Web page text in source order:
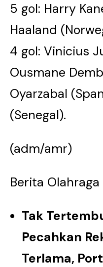
5 gol: Harry
Haaland
4 gol: Vinicius
Ousmane
Oyarzabal
(Senegal).
(adm/amr)
Berita Olahraga
Tak
Pecahkan
Terlama,